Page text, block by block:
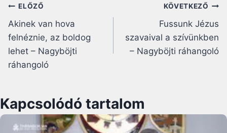
Bejegyzés
navigáció
ELŐZŐ
Akinek van hova
felnéznie, az boldog
lehet – Nagyböjti
ráhangoló
KÖVETKEZŐ
Fussunk Jézus
szavaival a szívünkben
– Nagyböjti ráhangoló
Kapcsolódó tartalom